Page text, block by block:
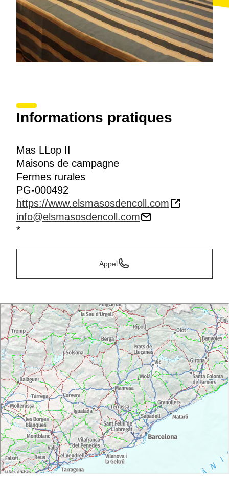
Informations pratiques
Mas LLop II
Maisons de campagne
Fermes rurales
PG-000492
https://www.elsmasosdencoll.com
info@elsmasosdencoll.com
*
Appel